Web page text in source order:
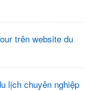
trên website du
lịch chuyên nghiệp